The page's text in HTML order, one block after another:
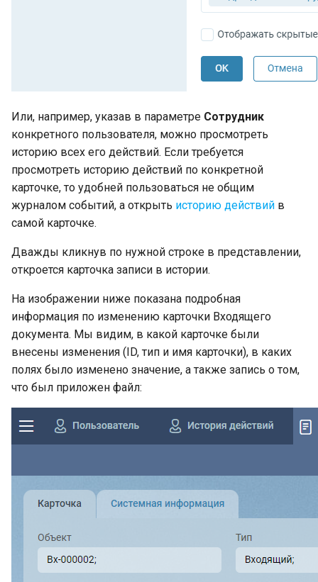
Или, например, указав в параметре Сотрудник
конкретного пользователя, можно просмотреть
историю всех его действий. Если требуется
просмотреть историю действий по конкретной
карточке, то удобней пользоваться не общим
журналом событий, а открыть историю действий в
самой карточке.
Дважды кликнув по нужной строке в представлении,
откроется карточка записи в истории.
На изображении ниже показана подробная
информация по изменению карточки Входящего
документа. Мы видим, в какой карточке были
внесены изменения (ID, тип и имя карточки), в каких
полях было изменено значение, а также запись о том,
что был приложен файл: